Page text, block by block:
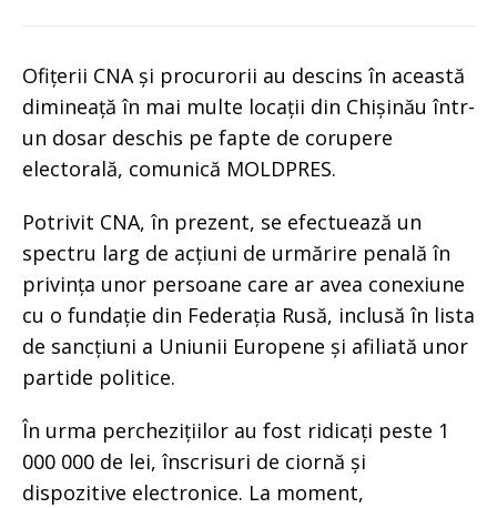
Ofițerii CNA și procurorii au descins în această
dimineață în mai multe locații din Chișinău într-
un dosar deschis pe fapte de corupere
electorală, comunică MOLDPRES.
Potrivit CNA, în prezent, se efectuează un
spectru larg de acțiuni de urmărire penală în
privința unor persoane care ar avea conexiune
cu o fundație din Federația Rusă, inclusă în lista
de sancțiuni a Uniunii Europene și afiliată unor
partide politice.
În urma perchezițiilor au fost ridicați peste 1
000 000 de lei, înscrisuri de ciornă și
dispozitive electronice. La moment,